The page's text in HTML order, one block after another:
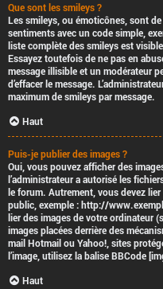
Que sont les smileys ?
Les smileys, ou émoticônes, sont
sentiments avec un code simple,
liste complète des smileys est
Essayez toutefois de ne pas en
message illisible et un modérateur
d’effacer le message.
maximum de smileys par message.
Haut
Puis-je publier des images ?
Oui, vous pouvez afficher des
l’administrateur a autorisé les
le forum. Autrement, vous devez
public, exemple : http://
lier des images de votre ordinateur
images placées derrière des
mail Hotmail ou Yahoo!, sites
l’image, utilisez la balise BBCode
Haut